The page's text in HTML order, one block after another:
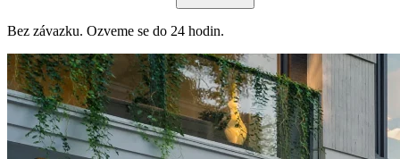
Bez závazku. Ozveme se do 24 hodin.